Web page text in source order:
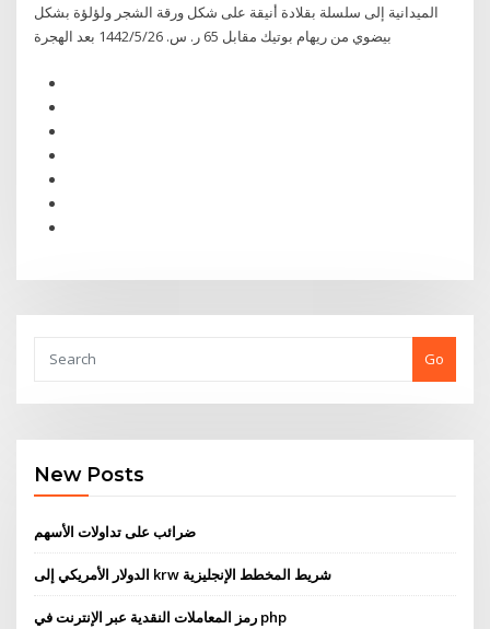
الميدانية إلى سلسلة بقلادة أنيقة على شكل ورقة الشجر ولؤلؤة بشكل
بيضوي من ريهام بوتيك مقابل 65 ر. س. 26‏‏/5‏‏/1442 بعد الهجرة
Go
New Posts
ضرائب على تداولات الأسهم
الدولار الأمريكي إلى krw شريط المخطط الإنجليزية
رمز المعاملات النقدية عبر الإنترنت في php